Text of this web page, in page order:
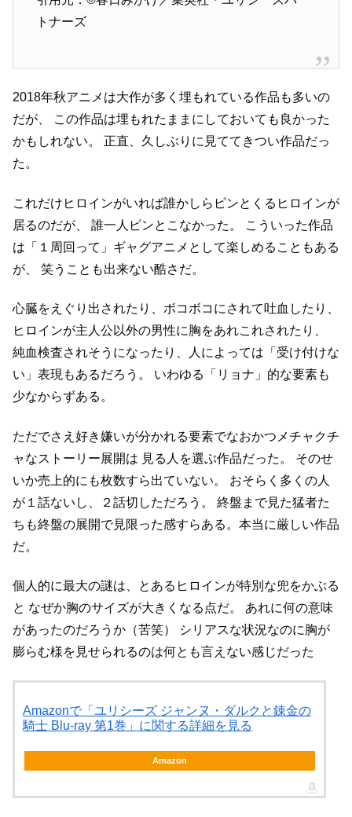
トナーズ
2018年秋アニメは大作が多く埋もれている作品も多いの
だが、
この作品は埋もれたままにしておいても良かった
かもしれない。
正直、久しぶりに見ててきつい作品だっ
た。
これだけヒロインがいれば誰かしらピンとくるヒロインが
居るのだが、
誰一人ピンとこなかった。
こういった作品
は「１周回って」ギャグアニメとして楽しめることもある
が、
笑うことも出来ない酷さだ。
心臓をえぐり出されたり、ボコボコにされて吐血したり、
ヒロインが主人公以外の男性に胸をあれこれされたり、
純血検査されそうになったり、人によっては「受け付けな
い」表現もあるだろう。
いわゆる「リョナ」的な要素も
少なからずある。
ただでさえ好き嫌いが分かれる要素でなおかつメチャクチ
ャなストーリー展開は 見る人を選ぶ作品だった。
そのせ
いか売上的にも枚数すら出ていない。
おそらく多くの人
が１話ないし、２話切しただろう。
終盤まで見た猛者た
ちも終盤の展開で見限った感すらある。本当に厳しい作品
だ。
個人的に最大の謎は、とあるヒロインが特別な兜をかぶる
と なぜか胸のサイズが大きくなる点だ。
あれに何の意味
があったのだろうか（苦笑）
シリアスな状況なのに胸が
膨らむ様を見せられるのは何とも言えない感じだった
Amazonで「ユリシーズ ジャンヌ・ダルクと錬金の
騎士 Blu-ray 第1巻」に関する詳細を見る
Amazon